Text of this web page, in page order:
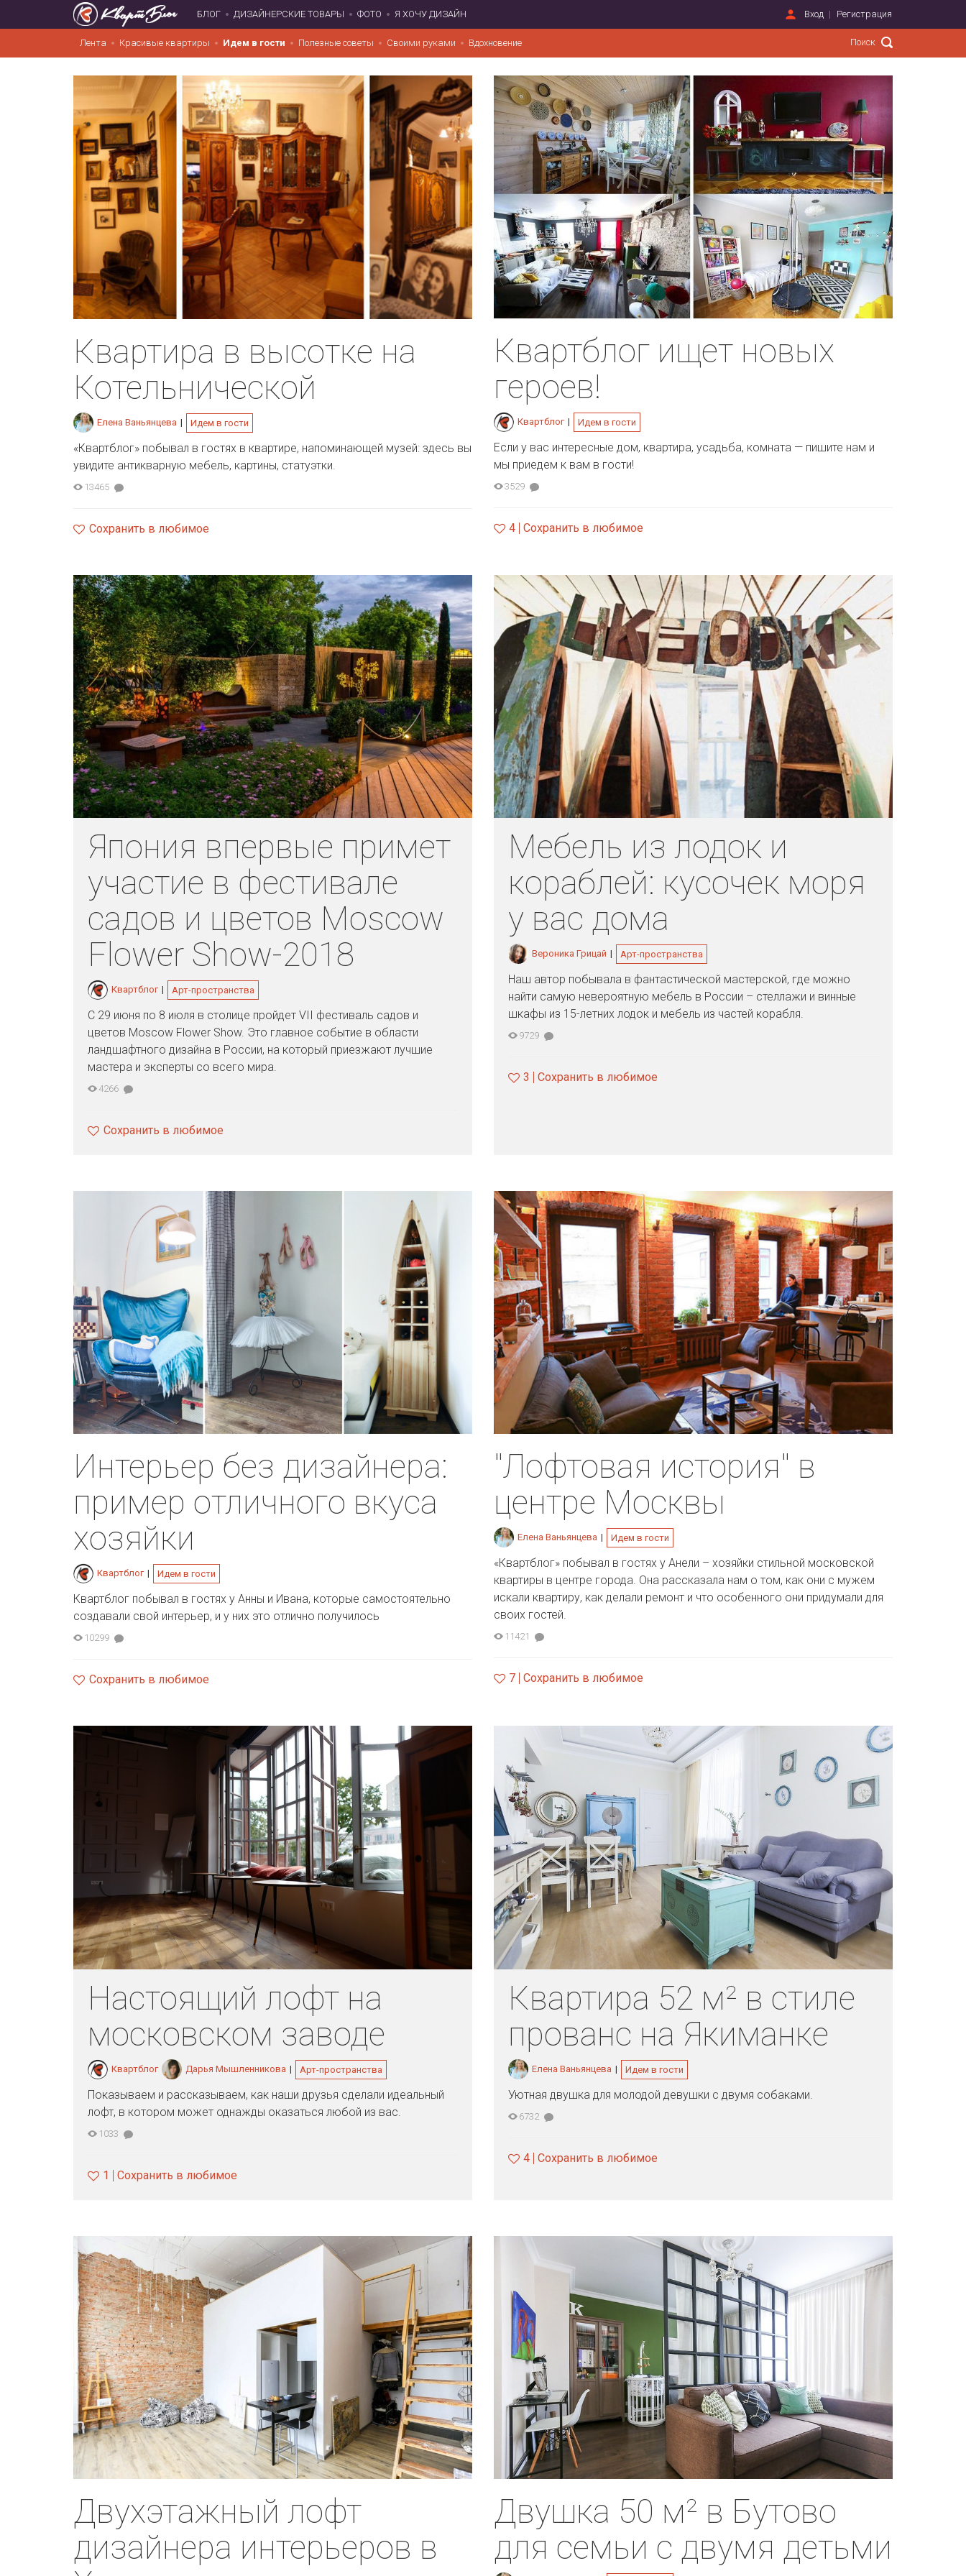
БЛОГ ДИЗАЙНЕРСКИЕ ТОВАРЫ ФОТО Я ХОЧУ ДИЗАЙН Вход Регистрация
Лента Красивые квартиры Идем в гости Полезные советы Своими руками Вдохновение
Квартира в высотке на
Котельнической
Елена Ваньянцева | Идем в гости
«Квартблог» побывал в гостях в квартире, напоминающей музей: здесь вы
увидите антикварную мебель, картины, статуэтки.
13465
Сохранить в любимое
Квартблог ищет новых
героев!
Квартблог | Идем в гости
Если у вас интересные дом, квартира, усадьба, комната — пишите нам и
мы приедем к вам в гости!
3529
4 Сохранить в любимое
Япония впервые примет
участие в фестивале
садов и цветов Moscow
Flower Show-2018
Квартблог | Арт-пространства
С 29 июня по 8 июля в столице пройдет VII фестиваль садов и
цветов Moscow Flower Show. Это главное событие в области
ландшафтного дизайна в России, на который приезжают лучшие
мастера и эксперты со всего мира.
4266
Сохранить в любимое
Мебель из лодок и
кораблей: кусочек моря
у вас дома
Вероника Грицай | Арт-пространства
Наш автор побывала в фантастической мастерской, где можно
найти самую невероятную мебель в России – стеллажи и винные
шкафы из 15-летних лодок и мебель из частей корабля.
9729
3 Сохранить в любимое
Интерьер без дизайнера:
пример отличного вкуса
хозяйки
Квартблог | Идем в гости
Квартблог побывал в гостях у Анны и Ивана, которые самостоятельно
создавали свой интерьер, и у них это отлично получилось
10299
Сохранить в любимое
"Лофтовая история" в
центре Москвы
Елена Ваньянцева | Идем в гости
«Квартблог» побывал в гостях у Анели – хозяйки стильной московской
квартиры в центре города. Она рассказала нам о том, как они с мужем
искали квартиру, как делали ремонт и что особенного они придумали для
своих гостей.
11421
7 Сохранить в любимое
Настоящий лофт на
московском заводе
Квартблог Дарья Мышленникова | Арт-пространства
Показываем и рассказываем, как наши друзья сделали идеальный
лофт, в котором может однажды оказаться любой из вас.
1033
1 Сохранить в любимое
Квартира 52 м² в стиле
прованс на Якиманке
Елена Ваньянцева | Идем в гости
Уютная двушка для молодой девушки с двумя собаками.
6732
4 Сохранить в любимое
Двухэтажный лофт
дизайнера интерьеров в
Двушка 50 м² в Бутово
для семьи с двумя детьми